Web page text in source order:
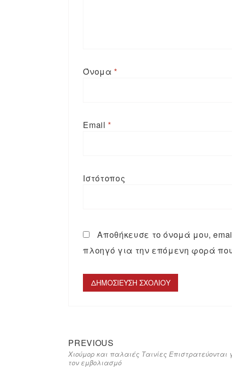
Όνομα*
Email*
Ιστότοπος
Αποθήκευσε το όνομά μου,
πλοηγό για την επόμενη φορά
PREVIOUS
Χιούμορ και παλαιές Ταινίες Επιστρατεύονται
τον εμβολιασμό